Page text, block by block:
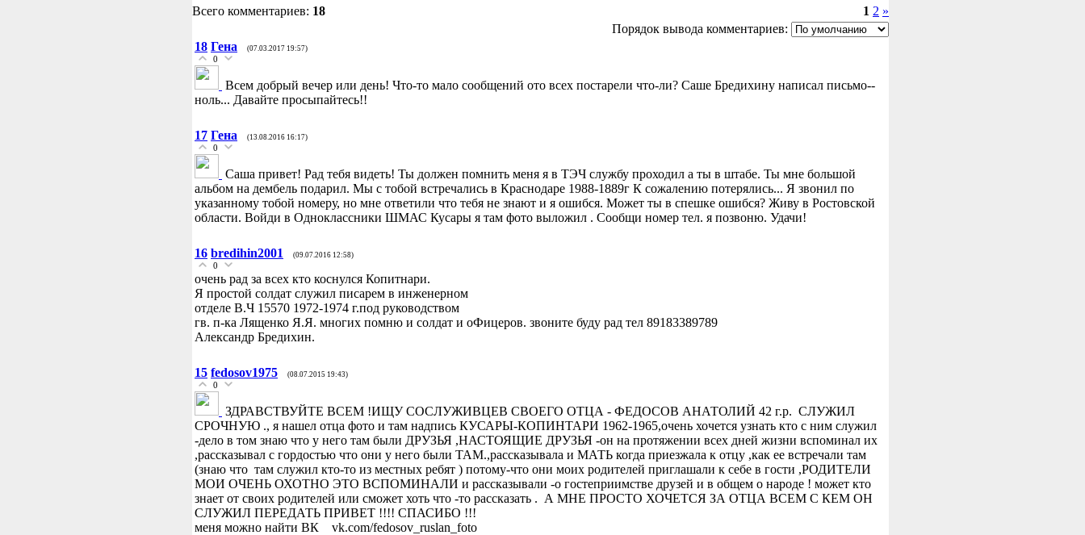
Всего комментариев: 18 1 2 »
Порядок вывода комментариев:
18 Гена (07.03.2017 19:57)
0
Всем добрый вечер или день! Что-то мало сообщений ото всех постарели что-ли? Саше Бредихину написал письмо--
ноль... Давайте просыпайтесь!!
17 Гена (13.08.2016 16:17)
0
Саша привет! Рад тебя видеть! Ты должен помнить меня я в ТЭЧ службу проходил а ты в штабе. Ты мне большой
альбом на дембель подарил. Мы с тобой встречались в Краснодаре 1988-1889г К сожалению потерялись... Я звонил по
указанному тобой номеру, но мне ответили что тебя не знают и я ошибся. Может ты в спешке ошибся? Живу в Ростовской
области. Войди в Одноклассники ШМАС Кусары я там фото выложил . Сообщи номер тел. я позвоню. Удачи!
16 bredihin2001 (09.07.2016 12:58)
0
очень рад за всех кто коснулся Копитнари.
Я простой солдат служил писарем в инженерном
отделе В.Ч 15570 1972-1974 г.под руководством
гв. п-ка Лященко Я.Я. многих помню и солдат и оФицеров. звоните буду рад тел 89183389789
Александр Бредихин.
15 fedosov1975 (08.07.2015 19:43)
0
ЗДРАВСТВУЙТЕ ВСЕМ !ИЩУ СОСЛУЖИВЦЕВ СВОЕГО ОТЦА - ФЕДОСОВ АНАТОЛИЙ 42 г.р. СЛУЖИЛ
СРОЧНУЮ ., я нашел отца фото и там надпись КУСАРЫ-КОПИНТАРИ 1962-1965,очень хочется узнать кто с ним служил
-дело в том знаю что у него там были ДРУЗЬЯ ,НАСТОЯЩИЕ ДРУЗЬЯ -он на протяжении всех дней жизни вспоминал их
,рассказывал с гордостью что они у него были ТАМ.,рассказывала и МАТЬ когда приезжала к отцу ,как ее встречали там
(знаю что там служил кто-то из местных ребят ) потому-что они моих родителей приглашали к себе в гости ,РОДИТЕЛИ
МОИ ОЧЕНЬ ОХОТНО ЭТО ВСПОМИНАЛИ и рассказывали -о гостеприимстве друзей и в общем о народе ! может кто
знает от своих родителей или сможет хоть что -то рассказать . А МНЕ ПРОСТО ХОЧЕТСЯ ЗА ОТЦА ВСЕМ С КЕМ ОН
СЛУЖИЛ ПЕРЕДАТЬ ПРИВЕТ !!!! СПАСИБО !!!
меня можно найти ВК vk.com/fedosov_ruslan_foto